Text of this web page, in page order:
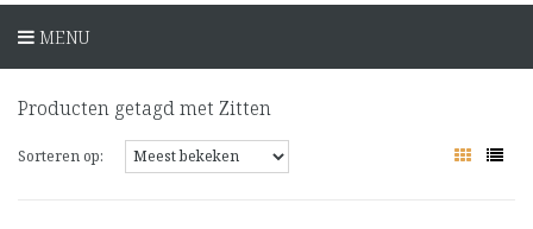
MENU
Producten getagd met Zitten
Sorteren op: